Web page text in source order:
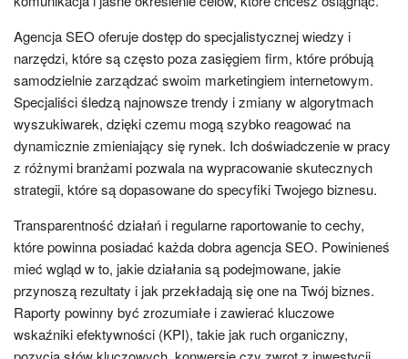
Agencja SEO oferuje dostęp do specjalistycznej wiedzy i
narzędzi, które są często poza zasięgiem firm, które próbują
samodzielnie zarządzać swoim marketingiem internetowym.
Specjaliści śledzą najnowsze trendy i zmiany w algorytmach
wyszukiwarek, dzięki czemu mogą szybko reagować na
dynamicznie zmieniający się rynek. Ich doświadczenie w pracy
z różnymi branżami pozwala na wypracowanie skutecznych
strategii, które są dopasowane do specyfiki Twojego biznesu.
Transparentność działań i regularne raportowanie to cechy,
które powinna posiadać każda dobra agencja SEO. Powinieneś
mieć wgląd w to, jakie działania są podejmowane, jakie
przynoszą rezultaty i jak przekładają się one na Twój biznes.
Raporty powinny być zrozumiałe i zawierać kluczowe
wskaźniki efektywności (KPI), takie jak ruch organiczny,